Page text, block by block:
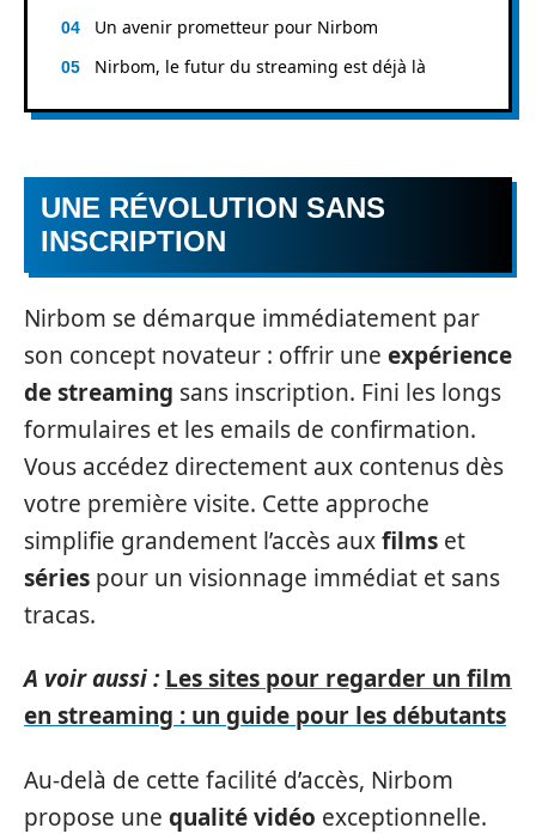
Un avenir prometteur pour Nirbom
Nirbom, le futur du streaming est déjà là
UNE RÉVOLUTION SANS
INSCRIPTION
Nirbom se démarque immédiatement par
son concept novateur : offrir une expérience
de streaming sans inscription. Fini les longs
formulaires et les emails de confirmation.
Vous accédez directement aux contenus dès
votre première visite. Cette approche
simplifie grandement l’accès auxfilms et
séries pour un visionnage immédiat et sans
tracas.
A voir aussi : Les sites pour regarder un film
en streaming : un guide pour les débutants
Au-delà de cette facilité d’accès, Nirbom
propose une qualité vidéo exceptionnelle.